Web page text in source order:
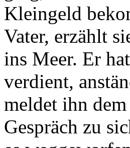
Kleingeld
Vater, erzählt
ins Meer. Er
verdient,
meldet ihn
Gespräch zu